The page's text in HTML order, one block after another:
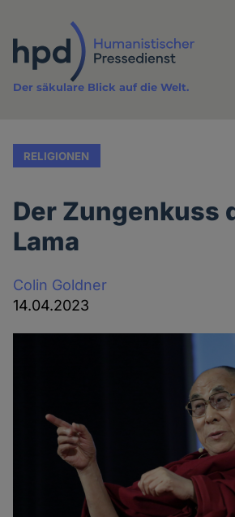
Inhalt
Der säkulare Blick auf die Welt.
RELIGIONEN
Der Zungenkuss
Lama
Colin Goldner
14.04.2023